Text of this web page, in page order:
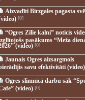
Aizvadīti Birzgales pagasta
[0]
“Ogres Zilie kalni” noticis
pasākums “Meža
(video)[0]
Jaunais Ogres aizsargmols
savu efektivitāti (video)
Ogres slimnīcā darbu sāk
(video)[0]